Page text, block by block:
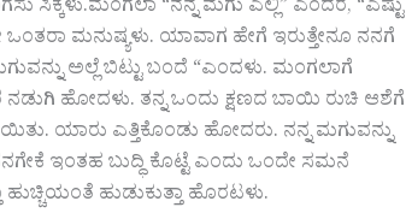
ಸಿಕ್ಕಳು.ಮಂಗಲಾ “ನನ್ನ ಮಗು ಎಲ್ಲಿ” ಎಂದರೆ, “ಎಷ್ಟು
ಮನುಷ್ಯಳು. ಯಾವಾಗ ಹೇಗೆ ಇರುತ್ತೇನೂ ನನಗೆ
ಅಲ್ಲೆ ಬಿಟ್ಟು ಬಂದೆ “ಎಂದಳು. ಮಂಗಲಾಗೆ
ಹೋದಳು. ತನ್ನ ಒಂದು ಕ್ಷಣದ ಬಾಯಿ ರುಚಿ ಆಶೆಗೆ
ಯಾರು ಎತ್ತಿಕೊಂಡು ಹೋದರು. ನನ್ನ ಮಗುವನ್ನು
ಇಂತಹ ಬುದ್ಧಿ ಕೊಟ್ಟೆ ಎಂದು ಒಂದೇ ಸಮನೆ
ಹುಚ್ಚಿಯಂತೆ ಹುಡುಕುತ್ತಾ ಹೊರಟಳು.